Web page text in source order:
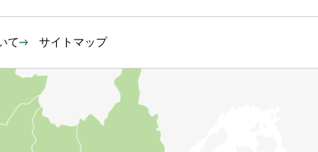
て サイトマップ